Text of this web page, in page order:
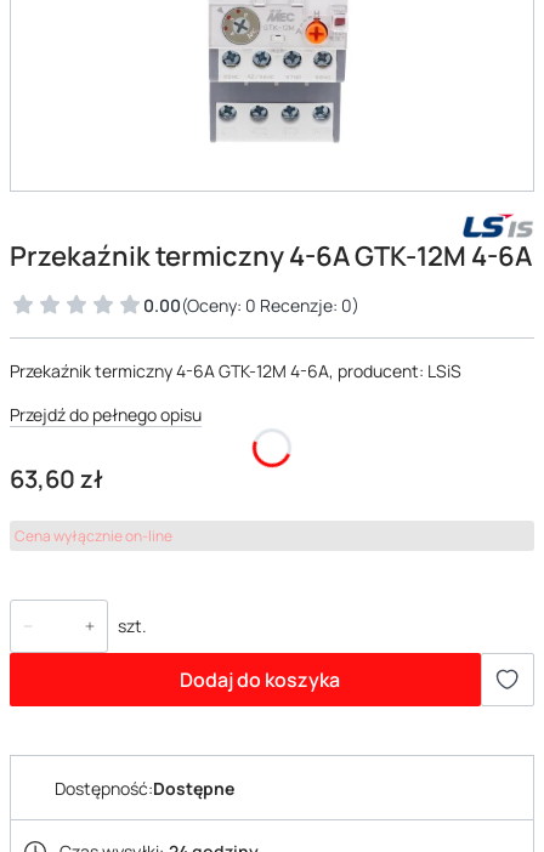
Przekaźnik termiczny 4-6A GTK-12M 4-6A
0.00(Oceny: 0 Recenzje: 0)
Przekaźnik termiczny 4-6A GTK-12M 4-6A, producent: LSiS
Przejdź do pełnego opisu
Cena
63,60 zł
Cena wyłącznie on-line
szt.
Dodaj do koszyka
Dostępność:Dostępne